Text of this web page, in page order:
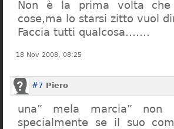
Non è la prima volta che
cose,ma lo starsi zitto vuol
Faccia tutti qualcosa…….
18 Nov 2008, 08:25
#7 Piero
una” mela marcia”
specialmente se il suo